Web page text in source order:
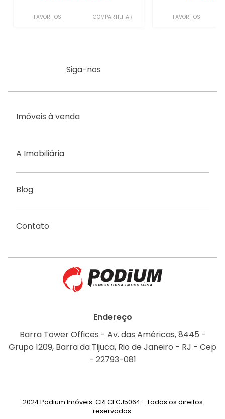
FAVORITOS COMPARTILHAR FAVORITOS
Siga-nos
Imóveis à venda
A Imobiliária
Blog
Contato
Endereço
Barra Tower Offices - Av. das Américas, 8445 -
Grupo 1209, Barra da Tijuca, Rio de Janeiro - RJ - Cep
- 22793-081
2024 Podium Imóveis. CRECI CJ5064 - Todos os direitos
reservados.